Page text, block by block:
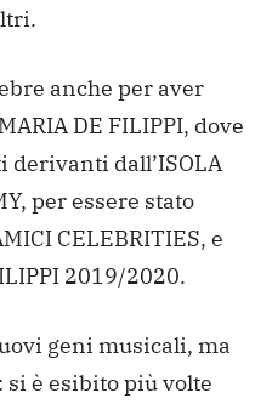
anche per aver
DE FILIPPI, dove
derivanti dall’ISOLA
per essere stato
CELEBRITIES, e
2019/2020.
geni musicali, ma
è esibito più volte